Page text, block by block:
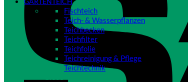
Fischteich
Teich- & Wasserpflanzen
Teichbecken
Teichfilter
Teichfolie
Teichreinigung & Pflege
Teichtechnik